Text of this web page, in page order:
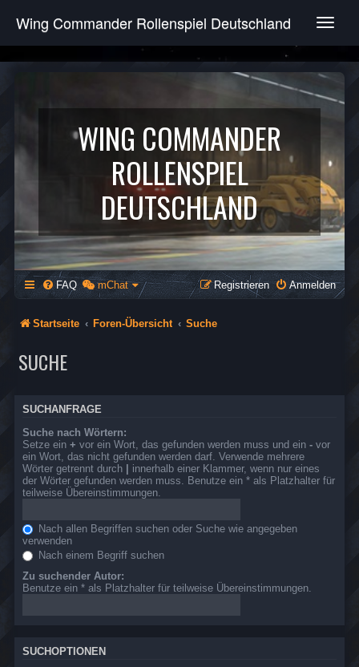
T
g
e
v
g
a
t
i
o
n
Wing Commander Rollenspiel Deutschland
WING COMMANDER
ROLLENSPIEL
DEUTSCHLAND
FAQ mChat Anmelden
Registrieren
Startseite Foren-Übersicht Suche
SUCHE
SUCHANFRAGE
Suche nach Wörtern:
Setze ein + vor ein Wort, das gefunden werden muss und ein - vor
ein Wort, das nicht gefunden werden darf. Verwende mehrere
Wörter getrennt durch | innerhalb einer Klammer, wenn nur eines
der Wörter gefunden werden muss. Benutze ein * als Platzhalter für
teilweise Übereinstimmungen.
Nach allen Begriffen suchen oder Suche wie angegeben
verwenden
Nach einem Begriff suchen
Zu suchender Autor:
Benutze ein * als Platzhalter für teilweise Übereinstimmungen.
SUCHOPTIONEN